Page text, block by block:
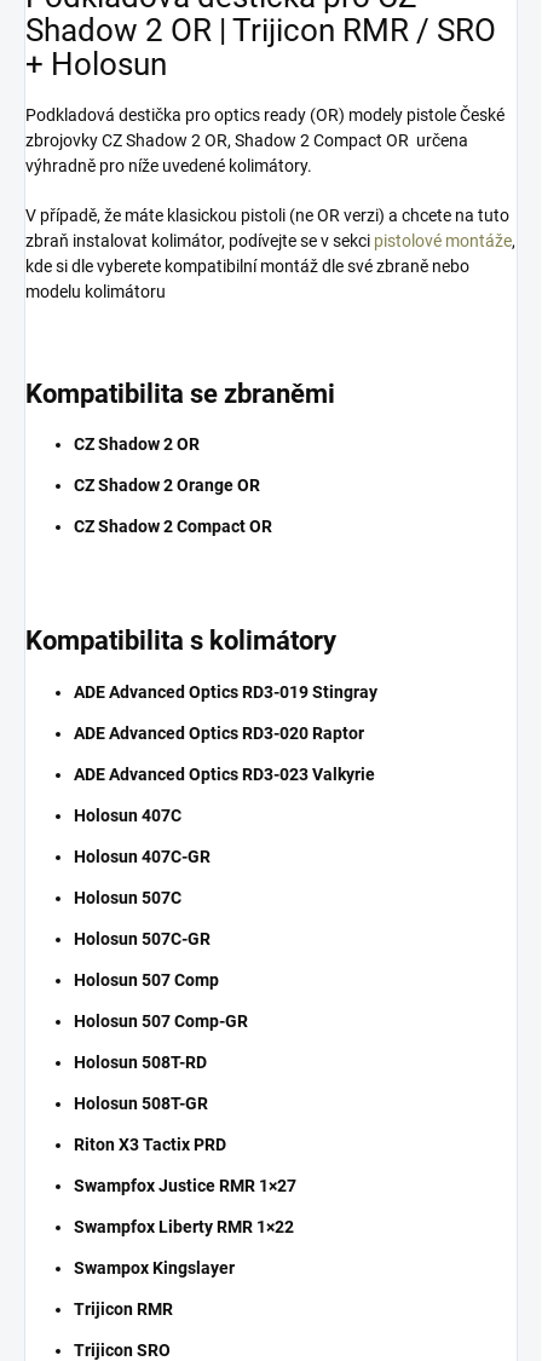
Shadow 2 OR | Trijicon RMR / SRO
+ Holosun
Podkladová destička pro optics ready (OR) modely pistole České
zbrojovky CZ Shadow 2 OR, Shadow 2 Compact OR určena
výhradně pro níže uvedené kolimátory.
V případě, že máte klasickou pistoli (ne OR verzi) a chcete na tuto
zbraň instalovat kolimátor, podívejte se v sekci pistolové montáže,
kde si dle vyberete kompatibilní montáž dle své zbraně nebo
modelu kolimátoru
Kompatibilita se zbraněmi
CZ Shadow 2 OR
CZ Shadow 2 Orange OR
CZ Shadow 2 Compact OR
​Kompatibilita s kolimátory
ADE Advanced Optics RD3-019 Stingray
ADE Advanced Optics RD3-020 Raptor
ADE Advanced Optics RD3-023 Valkyrie
Holosun 407C
Holosun 407C-GR
Holosun 507C
Holosun 507C-GR
Holosun 507 Comp
Holosun 507 Comp-GR
Holosun 508T-RD
Holosun 508T-GR
Riton X3 Tactix PRD
Swampfox Justice RMR 1×27
Swampfox Liberty RMR 1×22
Swampox Kingslayer
Trijicon RMR
Trijicon SRO